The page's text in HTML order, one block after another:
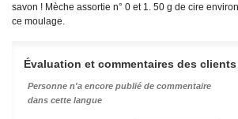
savon ! Mèche assortie n° 0 et 1. 50 g de cire
ce moulage.
Évaluation et commentaires des clients
Personne n'a encore publié de commentaire
dans cette langue